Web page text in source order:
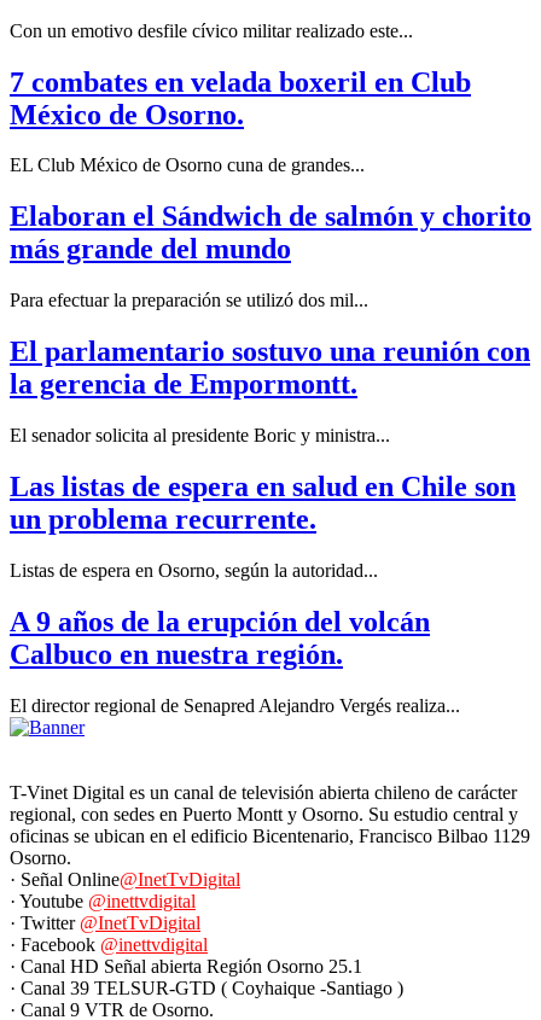
Con un emotivo desfile cívico militar realizado este...
7 combates en velada boxeril en Club
México de Osorno.
EL Club México de Osorno cuna de grandes...
Elaboran el Sándwich de salmón y chorito
más grande del mundo
Para efectuar la preparación se utilizó dos mil...
El parlamentario sostuvo una reunión con
la gerencia de Empormontt.
El senador solicita al presidente Boric y ministra...
Las listas de espera en salud en Chile son
un problema recurrente.
Listas de espera en Osorno, según la autoridad...
A 9 años de la erupción del volcán
Calbuco en nuestra región.
El director regional de Senapred Alejandro Vergés realiza...
T-Vinet Digital es un canal de televisión abierta chileno de carácter
regional, con sedes en Puerto Montt y Osorno. Su estudio central y
oficinas se ubican en el edificio Bicentenario, Francisco Bilbao 1129
Osorno.
· Señal Online@InetTvDigital
· Youtube @inettvdigital
· Twitter @InetTvDigital
· Facebook @inettvdigital
· Canal HD Señal abierta Región Osorno 25.1
· Canal 39 TELSUR-GTD ( Coyhaique -Santiago )
· Canal 9 VTR de Osorno.